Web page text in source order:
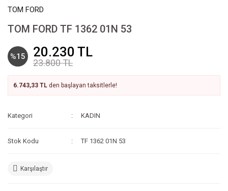
TOM FORD
TOM FORD TF 1362 01N 53
%15 20.230 TL
23.800 TL
6.743,33 TL den başlayan taksitlerle!
Kategori KADIN
Stok Kodu TF 1362 01N 53
Karşılaştır